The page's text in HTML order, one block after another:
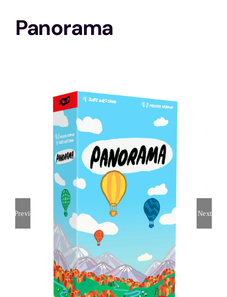
Stratégie
Histoire
Ma ludothèque idéale
Panorama
Previous Next